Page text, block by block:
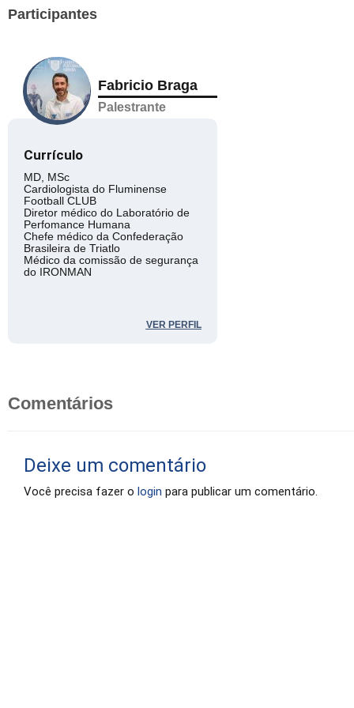
Participantes
Fabricio Braga
Palestrante
Currículo
MD, MSc
Cardiologista do Fluminense
Football CLUB
Diretor médico do Laboratório de
Perfomance Humana
Chefe médico da Confederação
Brasileira de Triatlo
Médico da comissão de segurança
do IRONMAN
VER PERFIL
Comentários
Deixe um comentário
Você precisa fazer o login para publicar um comentário.